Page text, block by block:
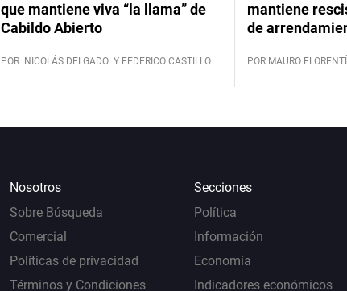
que mantiene viva “la llama” de
Cabildo Abierto
POR NICOLÁS DELGADO Y FEDERICO CASTILLO
mantiene
de
POR MAURO
Nosotros
Sobre Búsqueda
Comercial
Políticas de privacidad
Términos y Condiciones
Secciones
Política
Información
Economía
Indicadores económicos